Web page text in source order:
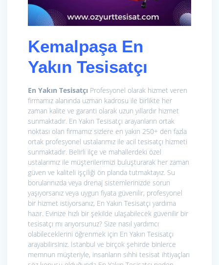
Kemalpaşa En
Yakın Tesisatçı
En Yakın Tesisatçı Profesyonel olarak hizmet veren
firmamız alanında uzman kadrosu ile birlikte her
zaman kalite ve garanti olarak uzun yıllardır hizmet
sunmaktadır. En Yakın Tesisatçı arayanların ortak
noktası olan firmamız sizlere en yakın 250+ den fazla
ortak profesyonel ustalarımız ile acil tesisatçı hizmeti
sunmaktadır. Belirli ilçe ve mahallerdeki özel
ustalarımız ile müşterilerimizi buluşturarak her zaman
güven ve kaliteli işçiliği ön planda tutmaktayız. Su
borularınızda veya drenaj sistemlerinizde sorun
yaşıyorsanız veya uygun fiyata güvenilir, profesyonel
bir hizmet istiyorsanız, En Yakın Tesisatçı yardıma
hazır. Evinize hızlı bir şekilde ulaşabilecek güvenilir bir
tesisatçı mı arıyorsunuz? Size nasıl yardımcı
olabileceklerini öğrenmek için En Yakın Tesisatçı
arayabilirsiniz. İstanbul ve birçok şehirde binlerce
memnun müşteriyle, insanların sıhhi tesisat ihtiyaçları